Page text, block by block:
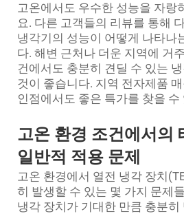
고온에서도 우수한 성능을 자랑
요. 다른 고객들의 리뷰를 통해
냉각기의 성능이 어떻게 나타나
다. 해변 근처나 더운 지역에 거
건에서도 충분히 견딜 수 있는
것이 좋습니다. 지역 전자제품
인점에서도 좋은 특가를 찾을 수
고온 환경 조건에서의
일반적 적용 문제
고온 환경에서 열전 냉각 장치
히 발생할 수 있는 몇 가지 문제
냉각 장치가 기대한 만큼 충분히